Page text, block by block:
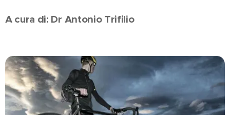
A cura di: Dr Antonio Trifilio